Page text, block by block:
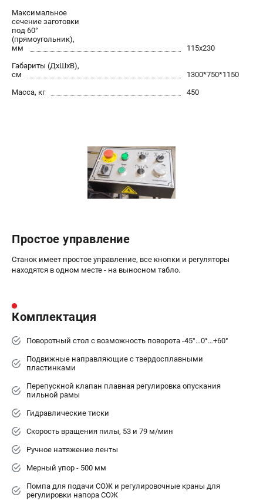
Максимальное
сечение заготовки
под 60°
(прямоугольник),
мм
115х230
Габариты (ДхШхВ),
см
1300*750*1150
Масса, кг
450
Простое управление
Станок имеет простое управление, все кнопки и регуляторы
находятся в одном месте - на выносном табло.
Комплектация
Поворотный стол с возможность поворота -45°…0°…+60°
Подвижные направляющие с твердосплавными
пластинками
Перепускной клапан плавная регулировка опускания
пильной рамы
Гидравлические тиски
Скорость вращения пилы, 53 и 79 м/мин
Ручное натяжение ленты
Мерный упор - 500 мм
Помпа для подачи СОЖ и регулировочные краны для
регулировки напора СОЖ